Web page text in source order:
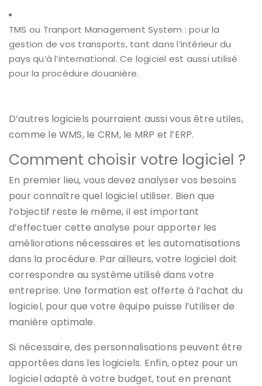
TMS ou Tranport Management System : pour la
gestion de vos transports, tant dans l’intérieur du
pays qu’à l’international. Ce logiciel est aussi utilisé
pour la procédure douanière.
D’autres logiciels pourraient aussi vous être utiles,
comme le WMS, le CRM, le MRP et l’ERP.
Comment choisir votre logiciel ?
En premier lieu, vous devez analyser vos besoins
pour connaître quel logiciel utiliser. Bien que
l’objectif reste le même, il est important
d’effectuer cette analyse pour apporter les
améliorations nécessaires et les automatisations
dans la procédure. Par ailleurs, votre logiciel doit
correspondre au système utilisé dans votre
entreprise. Une formation est offerte à l’achat du
logiciel, pour que votre équipe puisse l’utiliser de
manière optimale.
Si nécessaire, des personnalisations peuvent être
apportées dans les logiciels. Enfin, optez pour un
logiciel adapté à votre budget, tout en prenant